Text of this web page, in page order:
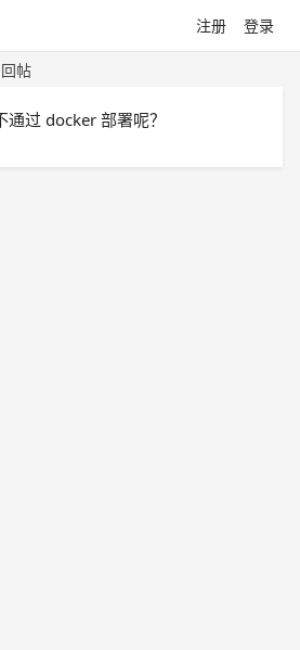
注册 登录
回帖
过 docker 部署呢？